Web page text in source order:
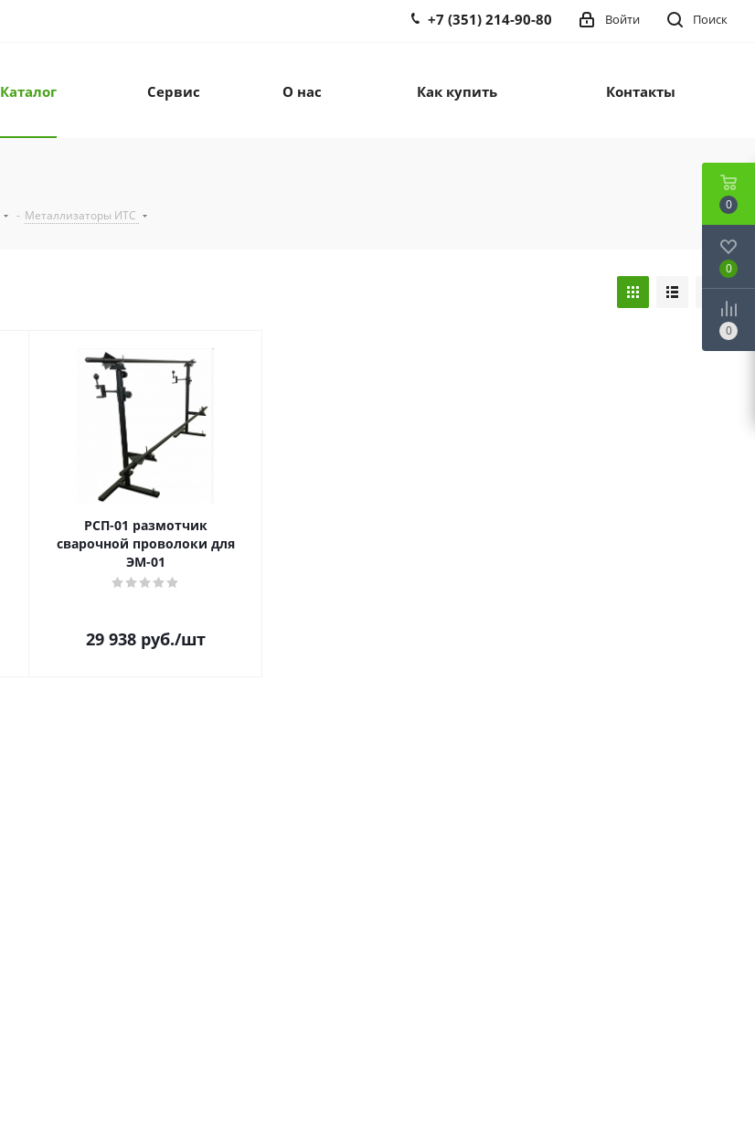
Поиск
Войти
+7 (351) 214-90-80
Каталог Сервис О нас Как купить Контакты
- Металлизаторы ИТС
РСП-01 размотчик
сварочной проволоки для
ЭМ-01
29 938 руб./шт
0
0
0